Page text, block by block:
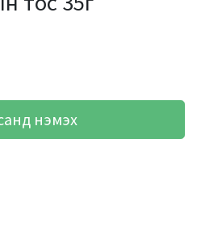
нэмэх